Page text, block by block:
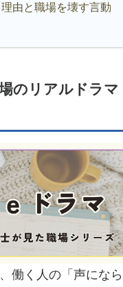
理由と職場を壊す言動
のリアルドラマ
働く人の「声になら